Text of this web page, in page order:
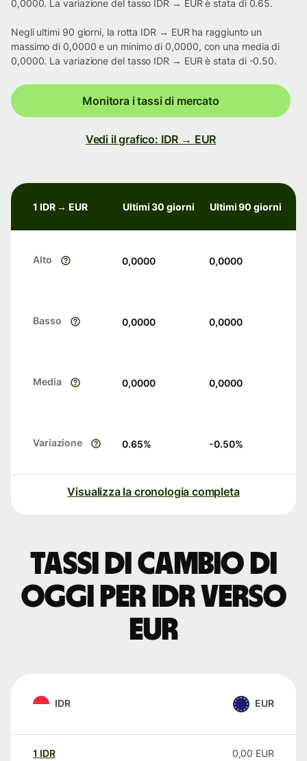
0,0000. La variazione del tasso IDR → EUR è stata di 0.65.
Negli ultimi 90 giorni, la rotta IDR → EUR ha raggiunto un
massimo di 0,0000 e un minimo di 0,0000, con una media di
0,0000. La variazione del tasso IDR → EUR è stata di -0.50.
Monitora i tassi di mercato
Vedi il grafico: IDR → EUR
1 IDR → EUR Ultimi 30 giorni Ultimi 90 giorni
Alto 0,0000 0,0000
Basso 0,0000 0,0000
Media 0,0000 0,0000
Variazione 0.65% -0.50%
Visualizza la cronologia completa
Tassi di cambio di
oggi per IDR verso
EUR
IDR EUR
1 IDR 0,00 EUR